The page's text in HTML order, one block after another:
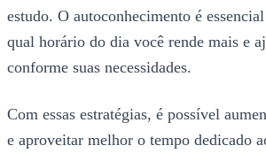
estudo. O autoconhecimento é
qual horário do dia você rende mais e
conforme suas necessidades.
Com essas estratégias, é possível
e aproveitar melhor o tempo dedicado